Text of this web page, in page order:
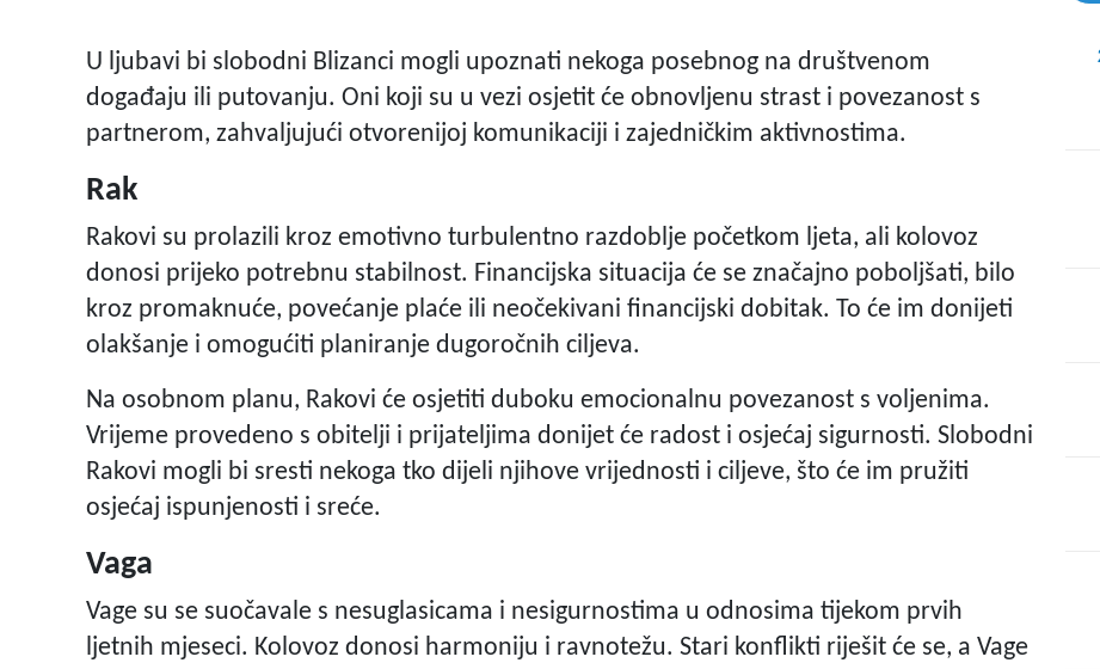
U ljubavi bi slobodni Blizanci mogli upoznati nekoga posebnog na društvenom
događaju ili putovanju. Oni koji su u vezi osjetit će obnovljenu strast i povezanost s
partnerom, zahvaljujući otvorenijoj komunikaciji i zajedničkim aktivnostima.
Rak
Rakovi su prolazili kroz emotivno turbulentno razdoblje početkom ljeta, ali kolovoz
donosi prijeko potrebnu stabilnost. Financijska situacija će se značajno poboljšati, bilo
kroz promaknuće, povećanje plaće ili neočekivani financijski dobitak. To će im donijeti
olakšanje i omogućiti planiranje dugoročnih ciljeva.
Na osobnom planu, Rakovi će osjetiti duboku emocionalnu povezanost s voljenima.
Vrijeme provedeno s obitelji i prijateljima donijet će radost i osjećaj sigurnosti. Slobodni
Rakovi mogli bi sresti nekoga tko dijeli njihove vrijednosti i ciljeve, što će im pružiti
osjećaj ispunjenosti i sreće.
Vaga
Vage su se suočavale s nesuglasicama i nesigurnostima u odnosima tijekom prvih
ljetnih mjeseci. Kolovoz donosi harmoniju i ravnotežu. Stari konflikti riješit će se, a Vage